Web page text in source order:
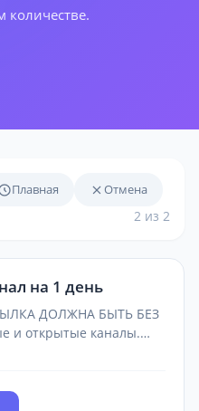
количестве.
Плавная Отмена
2 из 2
на 1 день
ДОЛЖНА БЫТЬ БЕЗ
и открытые каналы.